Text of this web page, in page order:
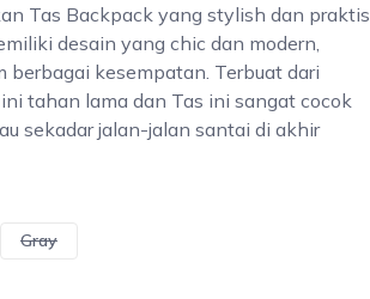
Tas Backpack yang stylish dan praktis
desain yang chic dan modern,
berbagai kesempatan. Terbuat dari
tahan lama dan Tas ini sangat cocok
sekadar jalan-jalan santai di akhir
Gray